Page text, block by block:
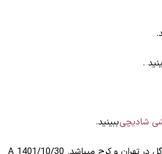
.
شادیچیببینید.